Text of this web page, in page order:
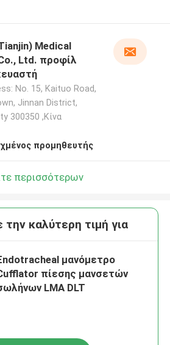
Medical
Ltd. προφίλ
No. 15, Kaituo Road,
Jinnan District,
300350 ,Κίνα
προμηθευτής
περισσότερων
καλύτερη τιμή για
μανόμετρο
πίεσης μανσετών
LMA DLT